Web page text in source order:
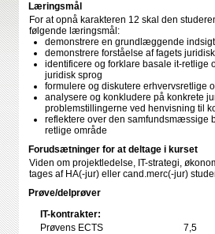
Læringsmål
For at opnå karakteren 12 skal den
følgende læringsmål:
demonstrere en grundlæggende
demonstrere forståelse af fagets
identificere og forklare basale it-retlige
juridisk sprog
formulere og diskutere erhvervsretlige
analysere og konkludere på konkrete
problemstillingerne ved henvisning til
reflektere over den samfundsmæssige
retlige område
Forudsætninger for at deltage i kurset
Viden om projektledelse, IT-strategi,
tages af HA(-jur) eller cand.merc(-jur)
Prøve/delprøver
IT-kontrakter:
Prøvens ECTS
7,5